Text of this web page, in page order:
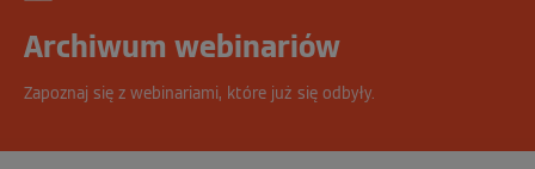
Archiwum webinariów
Zapoznaj się z webinariami, które już się odbyły.